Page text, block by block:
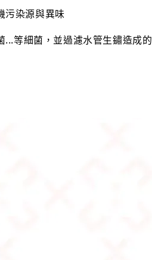
污染源與異味
等細菌，並過濾水管生鏽造成的